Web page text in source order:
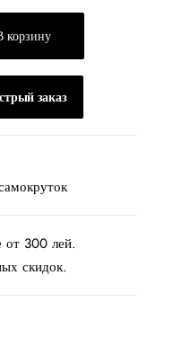
корзину
заказ
от 300 лей.
скидок.